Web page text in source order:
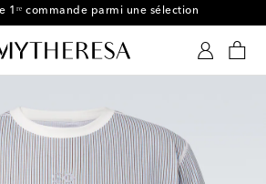
1ʳᵉ commande parmi une sélection